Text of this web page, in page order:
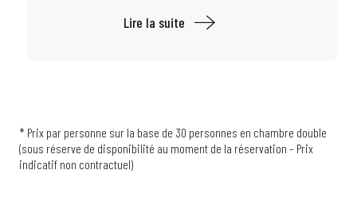
Lire la suite
* Prix par personne sur la base de 30 personnes en chambre double
(sous réserve de disponibilité au moment de la réservation – Prix
indicatif non contractuel)